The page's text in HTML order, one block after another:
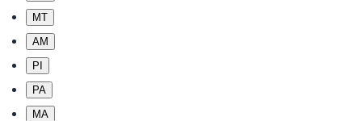
MT
AM
PI
PA
MA